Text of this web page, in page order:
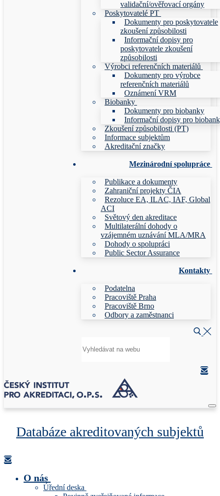
validační/ověřovací orgány
Poskytovatelé PT
Dokumenty pro poskytovatele
zkoušení způsobilosti
Informační dopisy pro
poskytovatele zkoušení
způsobilosti
Výrobci referenčních materiálů
Dokumenty pro výrobce
referenčních materiálů
Oznámení VRM
Biobanky
Dokumenty pro biobanky
Informační dopisy pro
Zkoušení způsobilosti (PT)
Informace subjektům
Akreditační značky
Mezinárodní spolupráce
Publikace a dokumenty
Zahraniční projekty ČIA
Rezoluce EA, ILAC, IAF, Global
ACI
Světový den akreditace
Multilaterální dohody o
vzájemném uznávání MLA/MRA
Dohody o spolupráci
Public Sector Assurance
Kontakty
Podatelna
Pracoviště Praha
Pracoviště Brno
Odbory a zaměstnanci
Databáze akreditovaných subjektů
O nás
Úřední deska